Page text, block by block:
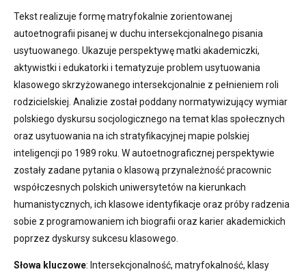
Tekst realizuje formę matryfokalnie zorientowanej
autoetnografii pisanej w duchu intersekcjonalnego pisania
usytuowanego. Ukazuje perspektywę matki akademiczki,
aktywistki i edukatorki i tematyzuje problem usytuowania
klasowego skrzyżowanego intersekcjonalnie z pełnieniem roli
rodzicielskiej. Analizie został poddany normatywizujący wymiar
polskiego dyskursu socjologicznego na temat klas społecznych
oraz usytuowania na ich stratyfikacyjnej mapie polskiej
inteligencji po 1989 roku. W autoetnograficznej perspektywie
zostały zadane pytania o klasową przynależność pracownic
współczesnych polskich uniwersytetów na kierunkach
humanistycznych, ich klasowe identyfikacje oraz próby radzenia
sobie z programowaniem ich biografii oraz karier akademickich
poprzez dyskursy sukcesu klasowego.
Słowa kluczowe: Intersekcjonalność, matryfokalność, klasy